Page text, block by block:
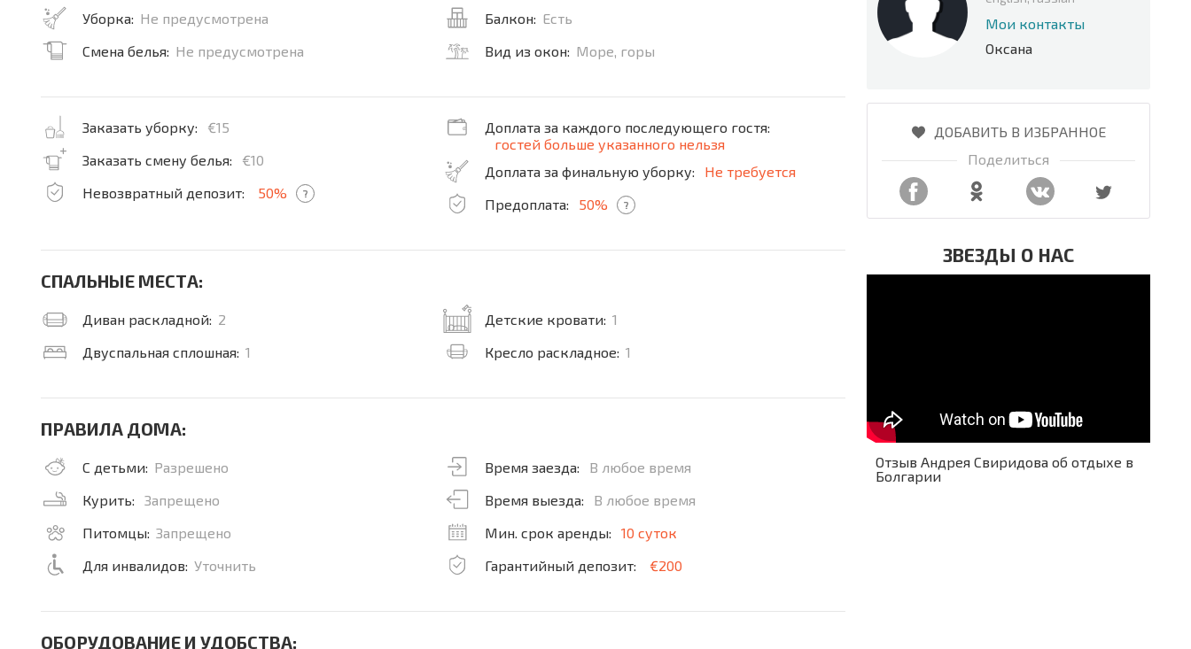
Мои контакты
Оксана
ДОБАВИТЬ В ИЗБРАННОЕ
Поделиться
ЗВЕЗДЫ О НАС
Отзыв Андрея Свиридова об отдыхе в
Болгарии
Уборка: Не предусмотрена
Смена белья: Не предусмотрена
Балкон: Есть
Вид из окон: Море, горы
Заказать уборку:
€15
Заказать смену белья:
€10
Невозвратный депозит:
50% ?
Доплата за каждого последующего гостя:
гостей больше указанного нельзя
Доплата за финальную уборку:
Не требуется
Предоплата:
50% ?
СПАЛЬНЫЕ МЕСТА:
Диван раскладной: 2
Двуспальная сплошная: 1
Детские кровати: 1
Кресло раскладное: 1
ПРАВИЛА ДОМА:
С детьми: Разрешено
Курить:
Запрещено
Питомцы: Запрещено
Для инвалидов: Уточнить
Время заезда:
В любое время
Время выезда:
В любое время
Мин. срок аренды:
10 суток
Гарантийный депозит:
€200
ОБОРУДОВАНИЕ И УДОБСТВА: